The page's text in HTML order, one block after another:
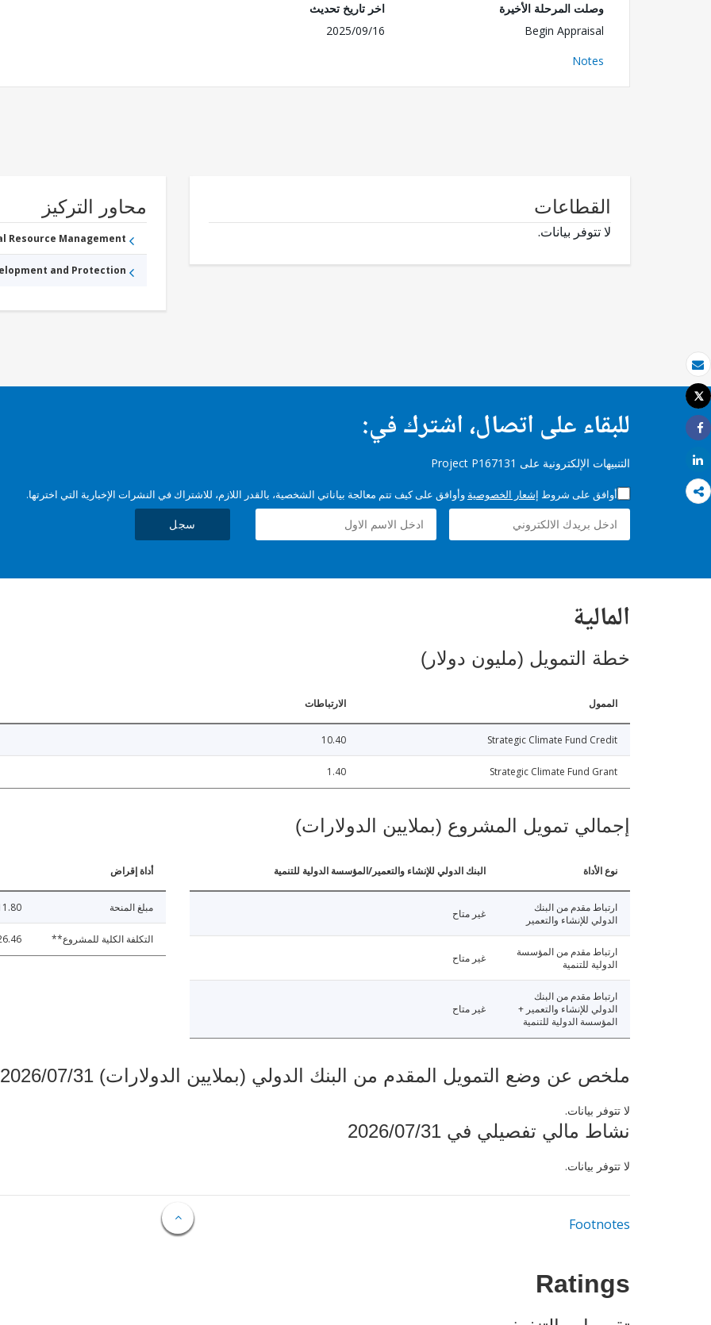
بريد الكتروني
طباعة
Tweet
Share
Share
وصلت المرحلة الأخيرة
Begin Appraisal
اخر تاريخ تحديث
2025/09/16
Notes
القطاعات
لا تتوفر بيانات.
محاور التركيز
Resource Management
and Protection
للبقاء على اتصال، اشترك في:
التنبيهات الإلكترونية على Project P167131
أوافق على شروط إشعار الخصوصية وأوافق على كيف تتم معالجة بياناتي الشخصية، بالقدر اللازم، للاشتراك في النشرات الإخبارية التي اخترتها.
سجل
المالية
خطة التمويل (مليون دولار)
الممول الارتباطات
Strategic Climate Fund Credit
10.40
Strategic Climate Fund Grant
1.40
إجمالي تمويل المشروع (بملايين الدولارات)
نوع الأداة البنك الدولي للإنشاء والتعمير/المؤسسة الدولية للتنمية
ارتباط مقدم من البنك
الدولي للإنشاء والتعمير
غير متاح
ارتباط مقدم من المؤسسة
الدولية للتنمية
غير متاح
ارتباط مقدم من البنك
الدولي للإنشاء والتعمير +
المؤسسة الدولية للتنمية
غير متاح
أداة إقراض
مبلغ المنحة
التكلفة الكلية للمشروع**
ملخص عن وضع التمويل المقدم من البنك الدولي (بملايين الدولارات) 2026/07/31
لا تتوفر بيانات.
نشاط مالي تفصيلي في 2026/07/31
لا تتوفر بيانات.
Footnotes
Ratings